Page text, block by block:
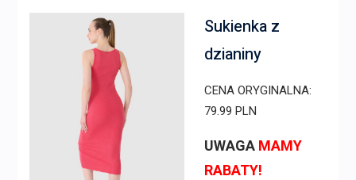
Sukienka z
dzianiny
CENA ORYGINALNA:
79.99 PLN
UWAGA MAMY
RABATY!